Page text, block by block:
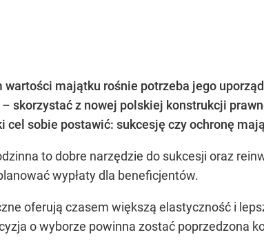
wartości majątku rośnie potrzeba jego
skorzystać z nowej polskiej konstrukcji
cel sobie postawić: sukcesję czy ochronę
to dobre narzędzie do sukcesji oraz
wypłaty dla beneficjentów.
oferują czasem większą elastyczność i
o wyborze powinna zostać poprzedzona